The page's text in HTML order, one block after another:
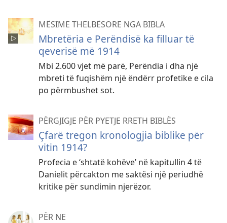
MËSIME THELBËSORE NGA BIBLA
Mbretëria e Perëndisë ka filluar të
qeverisë më 1914
Mbi 2.600 vjet më parë, Perëndia i dha një
mbreti të fuqishëm një ëndërr profetike e cila
po përmbushet sot.
PËRGJIGJE PËR PYETJE RRETH BIBLËS
Çfarë tregon kronologjia biblike për
vitin 1914?
Profecia e ‘shtatë kohëve’ në kapitullin 4 të
Danielit përcakton me saktësi një periudhë
kritike për sundimin njerëzor.
PËR NE